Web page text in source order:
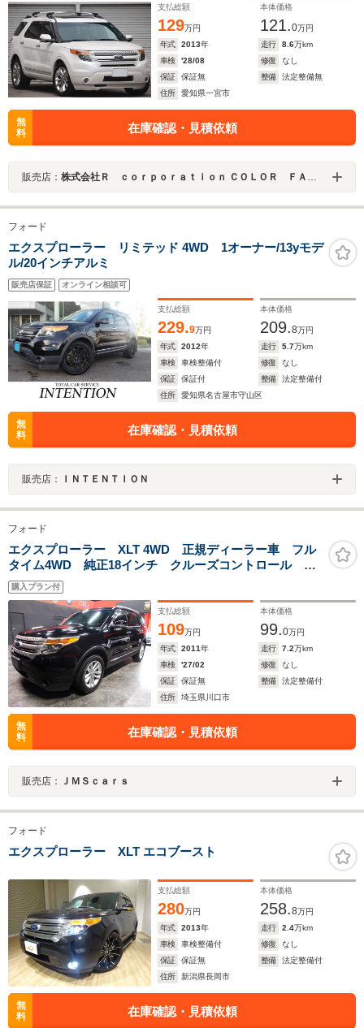
支払総額
129万円
本体価格
121.0万円
年式
2013年 走行 8.6万km
車検
'28/08 修復
なし
保証
保証無 整備
法定整備無
住所
愛知県一宮市
無
料
在庫確認・見積依頼
販売店： 株式会社Ｒ ｃｏｒｐｏｒａｔｉｏｎ ＣＯＬＯＲ ＦＡＣＴＯＲＹ カラーファクトリー
フォード
エクスプローラー リミテッド 4WD 1オーナー/13yモデ
ル/20インチアルミ
販売店保証 オンライン相談可
支払総額
229.9万円
本体価格
209.8万円
年式
2012年 走行 5.7万km
車検
車検整備付 修復
なし
保証
保証付 整備
法定整備付
住所
愛知県名古屋市守山区
無
料
在庫確認・見積依頼
販売店： ＩＮＴＥＮＴＩＯＮ
フォード
エクスプローラー XLT 4WD 正規ディーラー車 フル
タイム4WD 純正18インチ クルーズコントロール 純
正ディスプレイオーディオ 社外ナビ バックカメラ
CD録音 ブルートゥース USB ドライブレコーダー
ETC スペアキー
購入プラン付
支払総額
109万円
本体価格
99.0万円
年式
2011年 走行 7.2万km
車検
'27/02 修復
なし
保証
保証無 整備
法定整備付
住所
埼玉県川口市
無
料
在庫確認・見積依頼
販売店： ＪＭＳｃａｒｓ
フォード
エクスプローラー XLT エコブースト
支払総額
280万円
本体価格
258.8万円
年式
2013年 走行 2.4万km
車検
車検整備付 修復
なし
保証
保証無 整備
法定整備付
住所
新潟県長岡市
無
料
在庫確認・見積依頼